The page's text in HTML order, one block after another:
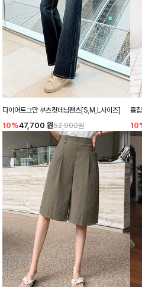
다이어트그만 부츠컷데님팬츠[S,M,L사이즈]
10%47,700 원52,900원
흠